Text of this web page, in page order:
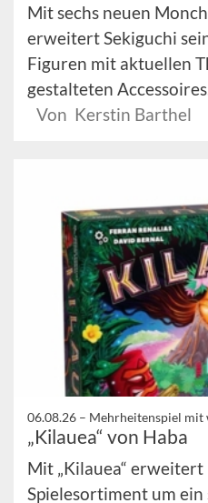
Mit sechs neuen
erweitert Sekiguchi
Figuren mit aktuellen
gestalteten
Von Kerstin Barthel
06.08.26 – Mehrheitenspiel mit
„Kilauea“ von Haba
Mit „Kilauea“ erweitert
Spielesortiment um ein